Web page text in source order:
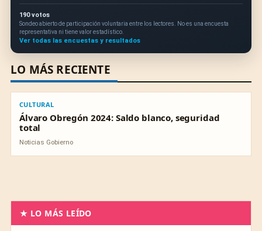
190 votos
Sondeo abierto de participación voluntaria entre los lectores. No es una encuesta
representativa ni tiene valor estadístico.
Ver todas las encuestas y resultados
LO MÁS RECIENTE
CULTURAL
Álvaro Obregón 2024: Saldo blanco, seguridad
total
Noticias Gobierno
★ LO MÁS LEÍDO